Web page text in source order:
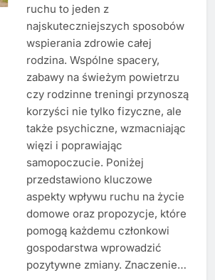
ruchu to jeden z
najskuteczniejszych sposobów
wspierania zdrowie całej
rodzina. Wspólne spacery,
zabawy na świeżym powietrzu
czy rodzinne treningi przynoszą
korzyści nie tylko fizyczne, ale
także psychiczne, wzmacniając
więzi i poprawiając
samopoczucie. Poniżej
przedstawiono kluczowe
aspekty wpływu ruchu na życie
domowe oraz propozycje, które
pomogą każdemu członkowi
gospodarstwa wprowadzić
pozytywne zmiany. Znaczenie…